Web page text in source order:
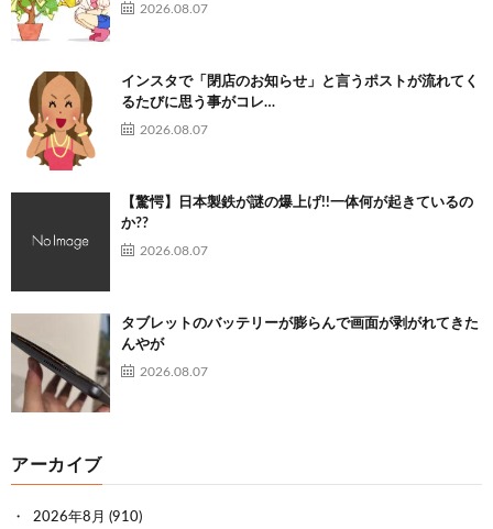
2026.08.07
インスタで「閉店のお知らせ」と言うポストが流れてく
るたびに思う事がコレ…
2026.08.07
【驚愕】日本製鉄が謎の爆上げ!!一体何が起きているの
か??
2026.08.07
タブレットのバッテリーが膨らんで画面が剥がれてきた
んやが
2026.08.07
アーカイブ
2026年8月 (910)